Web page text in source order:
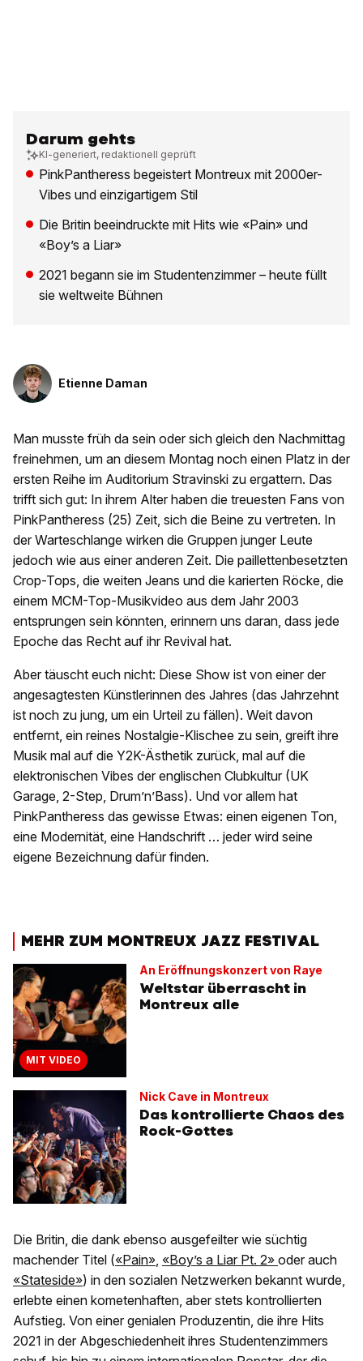
Darum gehts
KI-generiert, redaktionell geprüft
PinkPantheress begeistert Montreux mit 2000er-
Vibes und einzigartigem Stil
Die Britin beeindruckte mit Hits wie «Pain» und
«Boy’s a Liar»
2021 begann sie im Studentenzimmer – heute füllt
sie weltweite Bühnen
Etienne Daman
Man musste früh da sein oder sich gleich den Nachmittag
freinehmen, um an diesem Montag noch einen Platz in der
ersten Reihe im Auditorium Stravinski zu ergattern. Das
trifft sich gut: In ihrem Alter haben die treuesten Fans von
PinkPantheress (25) Zeit, sich die Beine zu vertreten. In
der Warteschlange wirken die Gruppen junger Leute
jedoch wie aus einer anderen Zeit. Die paillettenbesetzten
Crop-Tops, die weiten Jeans und die karierten Röcke, die
einem MCM-Top-Musikvideo aus dem Jahr 2003
entsprungen sein könnten, erinnern uns daran, dass jede
Epoche das Recht auf ihr Revival hat.
Aber täuscht euch nicht: Diese Show ist von einer der
angesagtesten Künstlerinnen des Jahres (das Jahrzehnt
ist noch zu jung, um ein Urteil zu fällen). Weit davon
entfernt, ein reines Nostalgie-Klischee zu sein, greift ihre
Musik mal auf die Y2K-Ästhetik zurück, mal auf die
elektronischen Vibes der englischen Clubkultur (UK
Garage, 2-Step, Drum’n’Bass). Und vor allem hat
PinkPantheress das gewisse Etwas: einen eigenen Ton,
eine Modernität, eine Handschrift … jeder wird seine
eigene Bezeichnung dafür finden.
MEHR ZUM MONTREUX JAZZ FESTIVAL
MIT VIDEO
An Eröffnungskonzert von Raye
Weltstar überrascht in
Montreux alle
Nick Cave in Montreux
Das kontrollierte Chaos des
Rock-Gottes
Die Britin, die dank ebenso ausgefeilter wie süchtig
machender Titel («Pain» «Boy’s a Liar Pt. 2» oder auch
«Stateside») in den sozialen Netzwerken bekannt wurde,
erlebte einen kometenhaften, aber stets kontrollierten
Aufstieg. Von einer genialen Produzentin, die ihre Hits
2021 in der Abgeschiedenheit ihres Studentenzimmers